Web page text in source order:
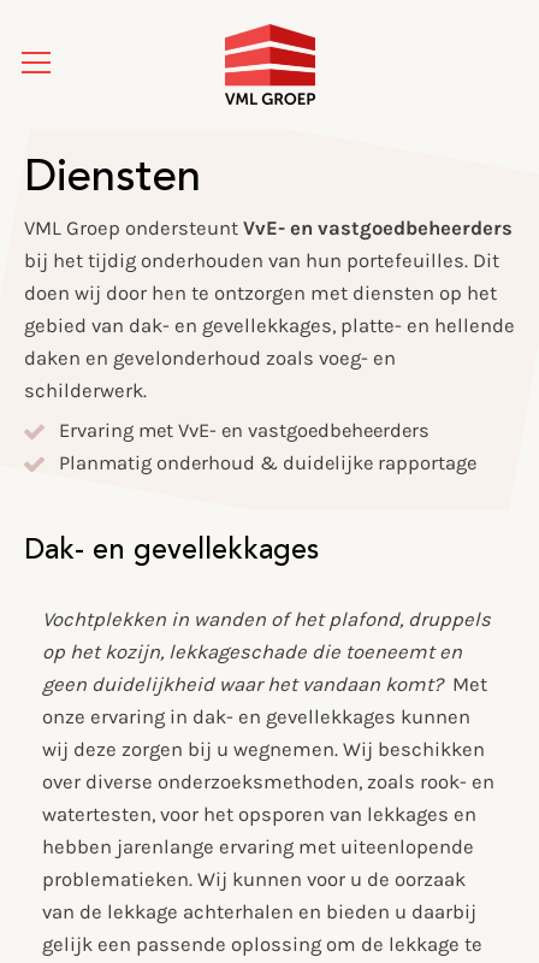
Diensten
VML Groep ondersteunt VvE- en vastgoedbeheerders
bij het tijdig onderhouden van hun portefeuilles. Dit
doen wij door hen te ontzorgen met diensten op het
gebied van dak- en gevellekkages, platte- en hellende
daken en gevelonderhoud zoals voeg- en
schilderwerk.
Ervaring met VvE- en vastgoedbeheerders
Planmatig onderhoud & duidelijke rapportage
Dak- en gevellekkages
Vochtplekken in wanden of het plafond, druppels
op het kozijn, lekkageschade die toeneemt en
geen duidelijkheid waar het vandaan komt? Met
onze ervaring in dak- en gevellekkages kunnen
wij deze zorgen bij u wegnemen. Wij beschikken
over diverse onderzoeksmethoden, zoals rook- en
watertesten, voor het opsporen van lekkages en
hebben jarenlange ervaring met uiteenlopende
problematieken. Wij kunnen voor u de oorzaak
van de lekkage achterhalen en bieden u daarbij
gelijk een passende oplossing om de lekkage te